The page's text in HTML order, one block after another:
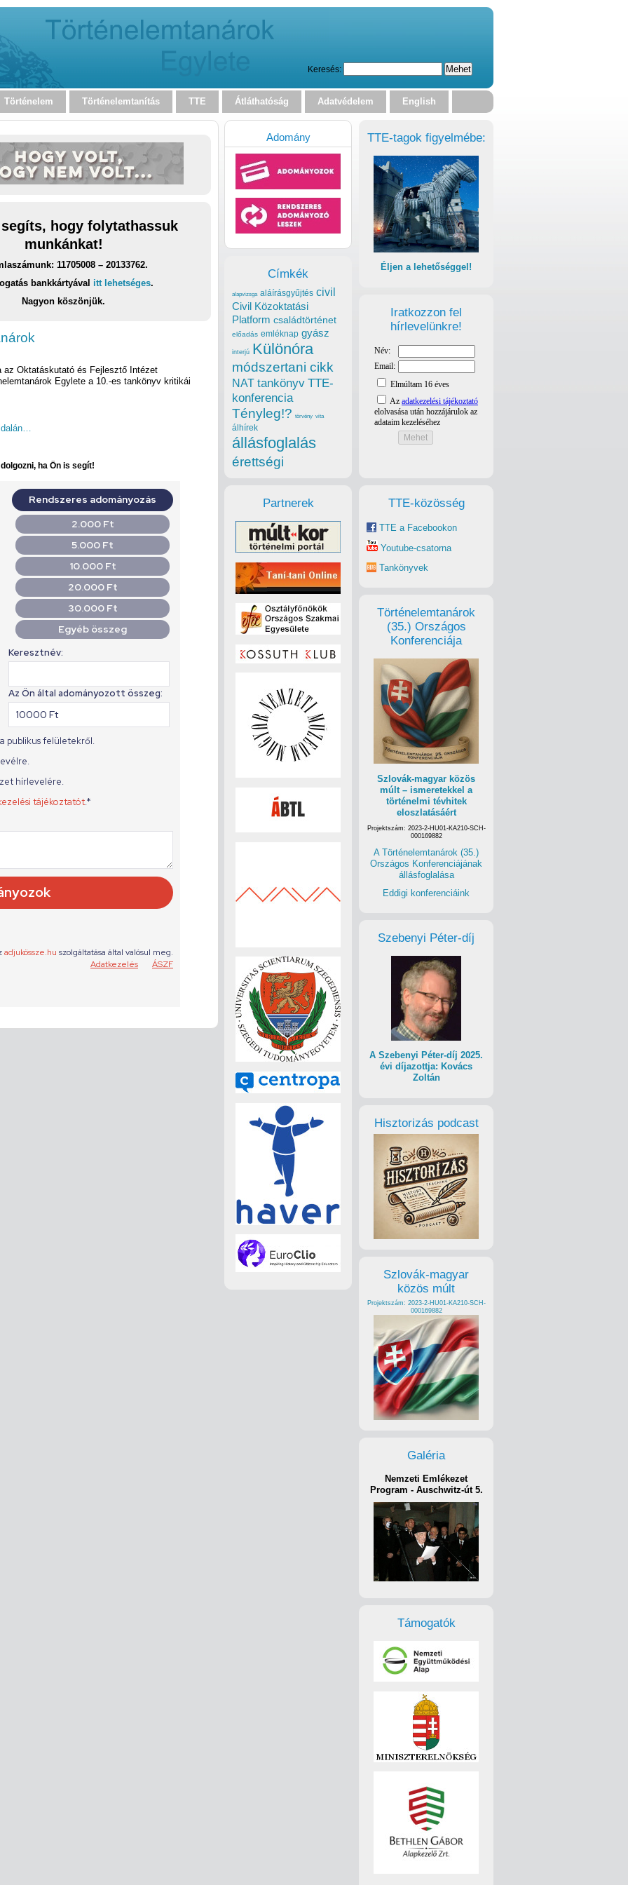
Keresés:
Történelem Történelemtanítás TTE Átláthatóság Adatvédelem English
hogy folytathassuk
munkánkat!
11705008 – 20133762.
bankkártyával itt lehetséges.
Nagyon köszönjük.
az Oktatáskutató és Fejlesztő Intézet
Egylete a 10.-es tankönyv kritikái
ha Ön is segít!
TTE-tagok figyelmébe:
Éljen a lehetőséggel!
Iratkozzon fel
hírlevelünkre!
TTE-közösség
TTE a Facebookon
Youtube-csatorna
Tankönyvek
Történelemtanárok
(35.) Országos
Konferenciája
Szlovák-magyar közös
múlt – ismeretekkel a
történelmi tévhitek
eloszlatásáért
Projektszám: 2023-2-HU01-KA210-SCH-
000169882
A Történelemtanárok (35.)
Országos Konferenciájának
állásfoglalása
Eddigi konferenciáink
Szebenyi Péter-díj
A Szebenyi Péter-díj 2025.
évi díjazottja: Kovács
Zoltán
Hisztorizás podcast
Szlovák-magyar
közös múlt
Projektszám: 2023-2-HU01-KA210-SCH-
000169882
Galéria
Nemzeti Emlékezet
Program - Auschwitz-út 5.
Támogatók
Adomány
Címkék
alapvizsga aláírásgyűjtés civil
Civil Közoktatási
Platform családtörténet
előadás emléknap gyász
interjú Különóra
módszertani cikk
NAT tankönyv TTE-
konferencia
Tényleg!? törvény vita
álhírek
állásfoglalás
érettségi
Partnerek